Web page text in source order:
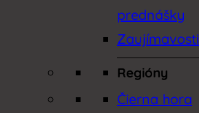
prednášky
Zaujímavosti
Regióny
Čierna hora